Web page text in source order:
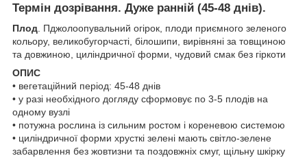
Термін дозрівання. Дуже ранній (45-48 днів).
Плод. Пджолоопувальний огірок, плоди приємного зеленого
кольору, великобугорчасті, білошипи, вирівняні за товщиною
та довжиною, циліндричної форми, чудовий смак без гіркоти
ОПИС
• вегетаційний період: 45-48 днів
• у разі необхідного догляду сформовує по 3-5 плодів на
одному вузлі
• потужна рослина із сильним ростом і кореневою системою
• циліндричної форми хрусткі зелені мають світло-зелене
забарвлення без жовтизни та поздовжніх смуг, щільну шкірку